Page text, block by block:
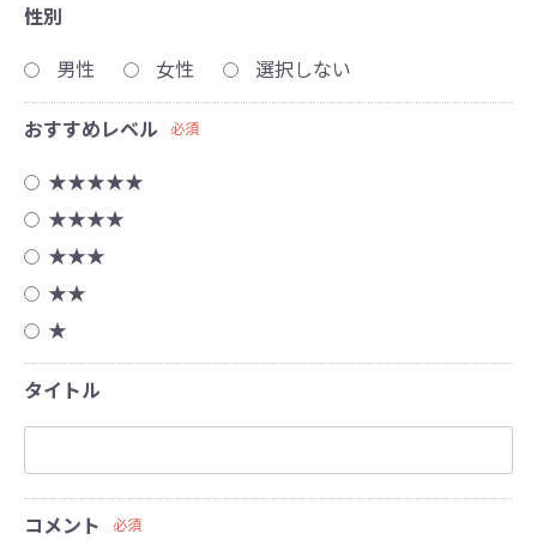
性別
男性
女性 選択しない
おすすめレベル 必須
★★★★★
★★★★
★★★
★★
★
タイトル
コメント 必須